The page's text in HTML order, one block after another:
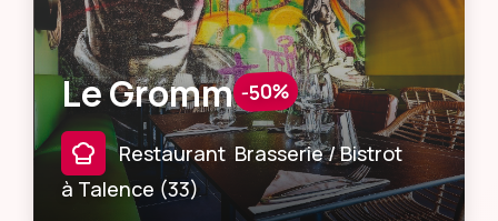
Le Gromm -50%
Restaurant Brasserie / Bistrot
à Talence (33)